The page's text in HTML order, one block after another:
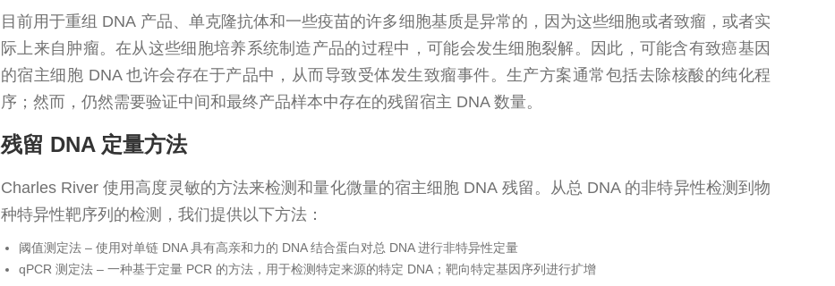
目前用于重组 DNA 产品、单克隆抗体和一些疫苗的许多细胞基质是异常的，因为这些细胞或者致瘤，或者实
际上来自肿瘤。在从这些细胞培养系统制造产品的过程中，可能会发生细胞裂解。因此，可能含有致癌基因
的宿主细胞 DNA 也许会存在于产品中，从而导致受体发生致瘤事件。生产方案通常包括去除核酸的纯化程
序；然而，仍然需要验证中间和最终产品样本中存在的残留宿主 DNA 数量。
残留 DNA 定量方法
Charles River 使用高度灵敏的方法来检测和量化微量的宿主细胞 DNA 残留。从总 DNA 的非特异性检测到物
种特异性靶序列的检测，我们提供以下方法：
阈值测定法 – 使用对单链 DNA 具有高亲和力的 DNA 结合蛋白对总 DNA 进行非特异性定量
qPCR 测定法 – 一种基于定量 PCR 的方法，用于检测特定来源的特定 DNA；靶向特定基因序列进行扩增